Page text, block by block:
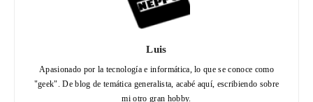
Luis
Apasionado por la tecnología e informática, lo que se conoce como
"geek". De blog de temática generalista, acabé aquí, escribiendo sobre
mi otro gran hobby.